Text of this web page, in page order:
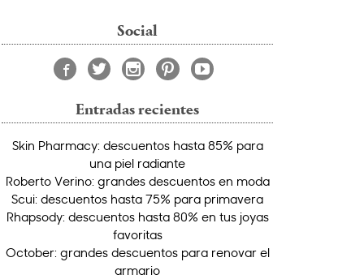
Social
Entradas recientes
Skin Pharmacy: descuentos hasta 85% para
una piel radiante
Roberto Verino: grandes descuentos en moda
Scui: descuentos hasta 75% para primavera
Rhapsody: descuentos hasta 80% en tus joyas
favoritas
October: grandes descuentos para renovar el
armario